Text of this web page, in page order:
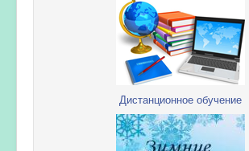
Дистанционное обучение